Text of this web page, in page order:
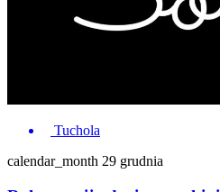
Tuchola
calendar_month 29 grudnia